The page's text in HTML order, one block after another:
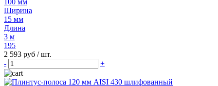
100 мм
Ширина
15 мм
Длина
3 м
195
2 593 руб / шт.
-
+